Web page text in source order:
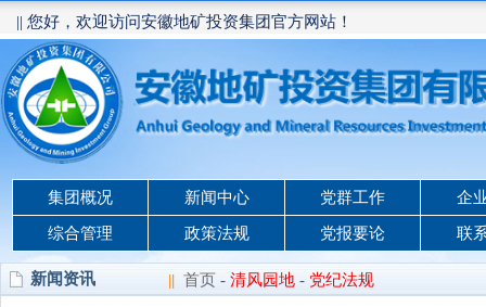
|| 您好，欢迎访问安徽地矿投资集团官方网站！
集团概况 新闻中心 党群工作 企
综合管理 政策法规 党报要论 联
新闻资讯 || 首页 - 清风园地 - 党纪法规